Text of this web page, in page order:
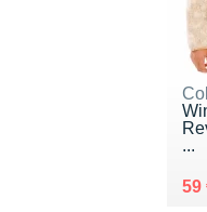
...
Au
59